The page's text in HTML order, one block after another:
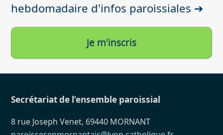
hebdomadaire d'infos paroissiales ➔
Je m'inscris
Secrétariat de l’ensemble paroissial
8 rue Joseph Venet, 69440 MORNANT